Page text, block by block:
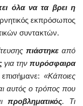
όλα να τα βρει η
εκπρόσωπος
συντακτών.
πιάστηκε από
για την πυρόσφαιρα
«Κάποιες
αυτός ο τρόπος που
προβληματικός. Τι